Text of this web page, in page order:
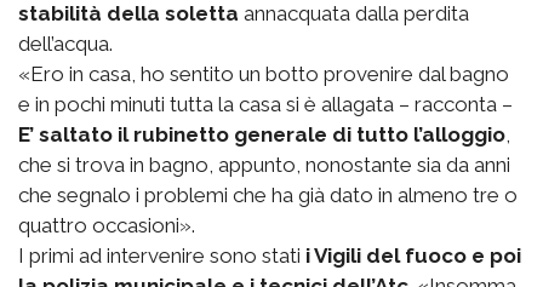
stabilità della soletta annacquata dalla perdita
dell’acqua.
«Ero in casa, ho sentito un botto provenire dal bagno
e in pochi minuti tutta la casa si è allagata – racconta –
E’ saltato il rubinetto generale di tutto l’alloggio,
che si trova in bagno, appunto, nonostante sia da anni
che segnalo i problemi che ha già dato in almeno tre o
quattro occasioni».
I primi ad intervenire sono stati i Vigili del fuoco e poi